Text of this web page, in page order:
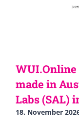
made in
Labs (SAL)
18. November